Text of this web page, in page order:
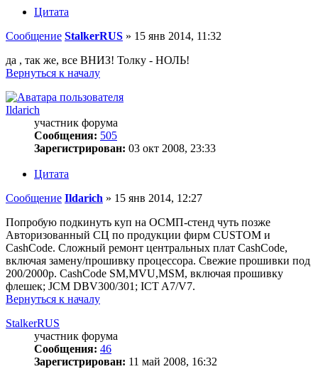
Цитата
Сообщение StalkerRUS » 15 янв 2014, 11:32
да , так же, все ВНИЗ! Толку - НОЛЬ!
Вернуться к началу
Ildarich
участник форума
Сообщения: 505
Зарегистрирован: 03 окт 2008, 23:33
Цитата
Сообщение Ildarich » 15 янв 2014, 12:27
Попробую подкинуть куп на ОСМП-стенд чуть позже
Авторизованный СЦ по продукции фирм CUSTOM и
CashCode. Сложный ремонт центральных плат CashCode,
включая замену/прошивку процессора. Свежие прошивки под
200/2000р. CashCode SM,MVU,MSM, включая прошивку
флешек; JCM DBV300/301; ICT A7/V7.
Вернуться к началу
StalkerRUS
участник форума
Сообщения: 46
Зарегистрирован: 11 май 2008, 16:32